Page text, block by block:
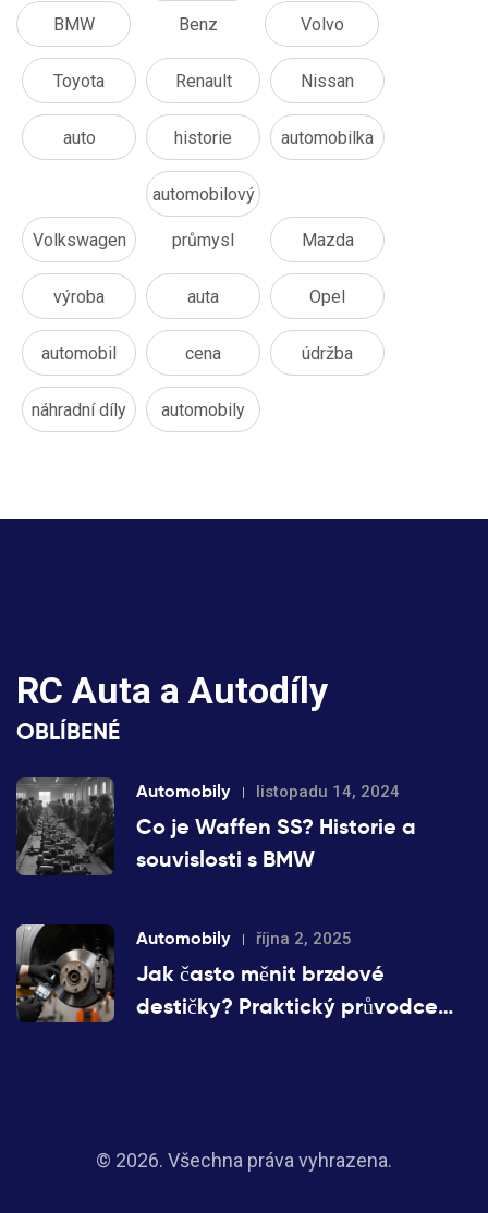
BMW Benz Volvo
Toyota Renault Nissan
auto historie automobilka
Volkswagen
automobilový
průmysl Mazda
výroba auta Opel
automobil cena údržba
náhradní díly automobily
RC Auta a Autodíly
OBLÍBENÉ
Automobily listopadu 14, 2024
Co je Waffen SS? Historie a
souvislosti s BMW
Automobily října 2, 2025
Jak často měnit brzdové
destičky? Praktický průvodce
© 2026. Všechna práva vyhrazena.